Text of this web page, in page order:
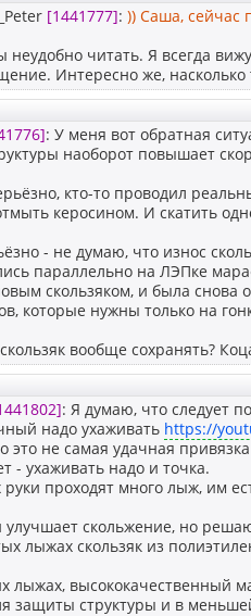
[1441777]: )) Саша, сейчас
неудобно читать. Я всегда
Интересно же,
: У меня вот обратная
наоборот повышает
кто-то проводил
керосином. И скатить
- не думаю, что износ
параллельно на ЛЭПке
скользяком, и была снова
которые нужны только на
вообще сохранять?
: Я думаю, что следует
надо ухаживать https://
это не самая удачная
- ухаживать надо и точка.
руки проходят много лыж, им
скольжение, но
лыжах скользяк из
лыжах, высококачественный
защиты структуры и в